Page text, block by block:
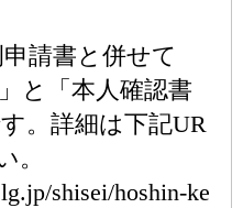
請書と併せて
と「本人確認書
。詳細は下記UR
。
shisei/hoshin-ke